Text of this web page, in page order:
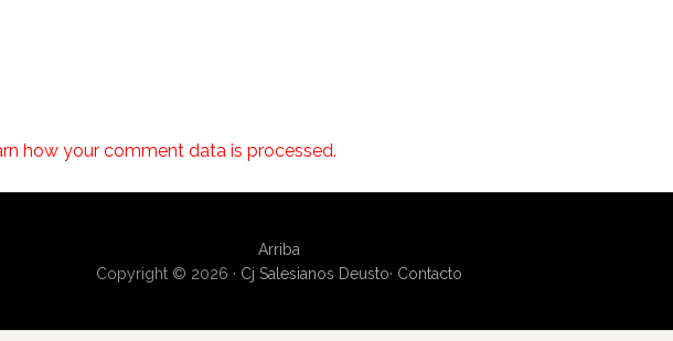
how your comment data is processed.
Arriba
Copyright © 2026 · Cj Salesianos Deusto· Contacto